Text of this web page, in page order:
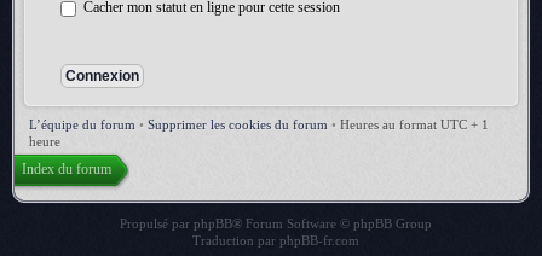
Cacher mon statut en ligne pour cette session
L’équipe du forum • Supprimer les cookies du forum • Heures au format UTC + 1
heure
Index du forum
Propulsé par phpBB® Forum Software © phpBB Group
Traduction par phpBB-fr.com